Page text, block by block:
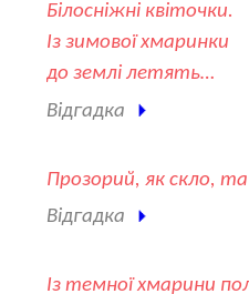
Білосніжні квіточки.
Із зимової хмаринки
до землі летять…
Відгадка
Прозорий, як скло,
Відгадка
Із темної хмарини